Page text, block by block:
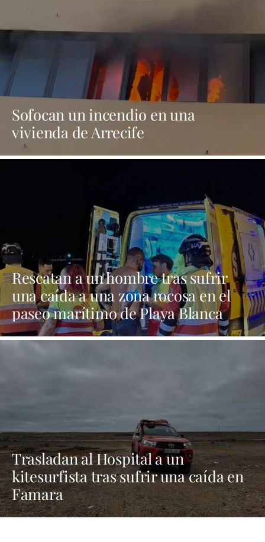
Sofocan un incendio en una
vivienda de Arrecife
Rescatan a un hombre tras sufrir
una caída a una zona rocosa en el
paseo marítimo de Playa Blanca
Trasladan al Hospital a un
kitesurfista tras sufrir una caída en
Famara